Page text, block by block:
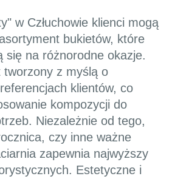
w Człuchowie klienci mogą
bukietów, które
się na różnorodne okazje.
tworzony z myślą o
klientów, co
kompozycji do
Niezależnie od tego,
czy inne ważne
zapewnia najwyższy
Estetyczne i